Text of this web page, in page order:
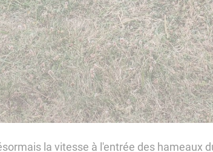
la vitesse à l'entrée des hameaux